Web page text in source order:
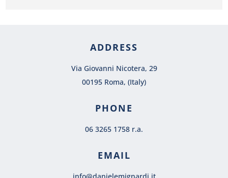
ADDRESS
Via Giovanni Nicotera, 29
00195 Roma, (Italy)
PHONE
06 3265 1758 r.a.
EMAIL